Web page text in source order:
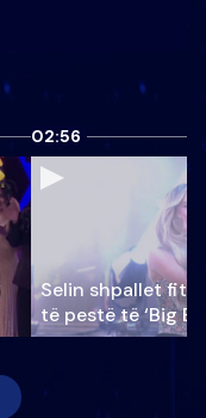
02:56
Selin shpallet
të pestë të ‘Big